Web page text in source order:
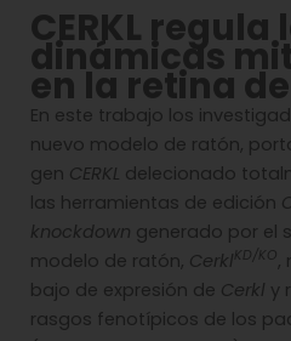
CERKL
dinámicas
en la retina
En este trabajo los
nuevo modelo de ratón,
gen CERKL delecionado
las herramientas de edición
knockdown generado por el
modelo de ratón, CerklKD/KO,
bajo de expresión de Cerkl y
rasgos fenotípicos de los